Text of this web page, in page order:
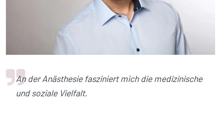
An der Anästhesie fasziniert mich die medizinische
und soziale Vielfalt.